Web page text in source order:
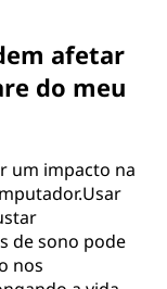
afetar
do meu
um impacto na
de sono pode
nos